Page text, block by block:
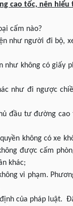
cao tốc, nên hiểu
cấm nào?
như người đi bộ,
như không có giấy
như đi ngược
đầu tư đường
không có xe
được cấm
khác;
vi phạm.
của pháp luật.